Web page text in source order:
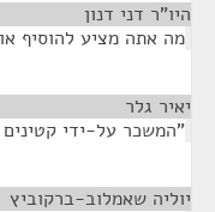
היו"ר דני דנון
מה אתה מציע להוסיף
יאיר גלר
"המשכר על-ידי קטינים
יוליה שאמלוב-ברקוביץ